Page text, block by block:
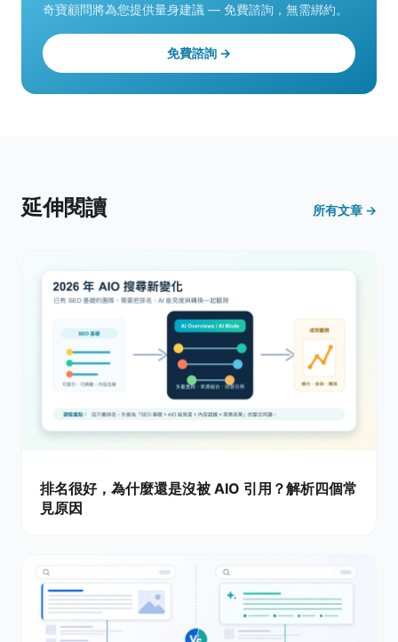
奇寶顧問將為您提供量身建議 — 免費諮詢，無需綁約。
免費諮詢 →
延伸閱讀 所有文章 →
排名很好，為什麼還是沒被 AIO 引用？解析四個常
見原因